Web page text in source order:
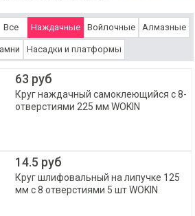
рабочего оборудования,
даже самых сложных задач.
Все Наждачные Войлочные Алмазные
Насадки и платформы
63 руб
Круг наждачный самоклеющийся с 8-
отверстиями 225 мм WOKIN
14.5 руб
Круг шлифовальный на липучке 125
мм с 8 отверстиями 5 шт WOKIN